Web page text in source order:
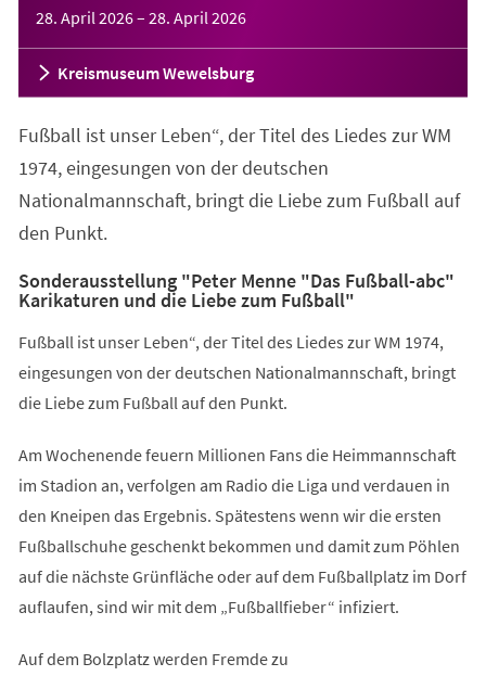
28. April 2026– 28. April 2026
Kreismuseum Wewelsburg
Fußball ist unser Leben“, der Titel des Liedes zur WM
1974, eingesungen von der deutschen
Nationalmannschaft, bringt die Liebe zum Fußball auf
den Punkt.
Sonderausstellung "Peter Menne "Das Fußball-abc"
Karikaturen und die Liebe zum Fußball"
Fußball ist unser Leben“, der Titel des Liedes zur WM 1974,
eingesungen von der deutschen Nationalmannschaft, bringt
die Liebe zum Fußball auf den Punkt.
Am Wochenende feuern Millionen Fans die Heimmannschaft
im Stadion an, verfolgen am Radio die Liga und verdauen in
den Kneipen das Ergebnis. Spätestens wenn wir die ersten
Fußballschuhe geschenkt bekommen und damit zum Pöhlen
auf die nächste Grünfläche oder auf dem Fußballplatz im Dorf
auflaufen, sind wir mit dem „Fußballfieber“ infiziert.
Auf dem Bolzplatz werden Fremde zu